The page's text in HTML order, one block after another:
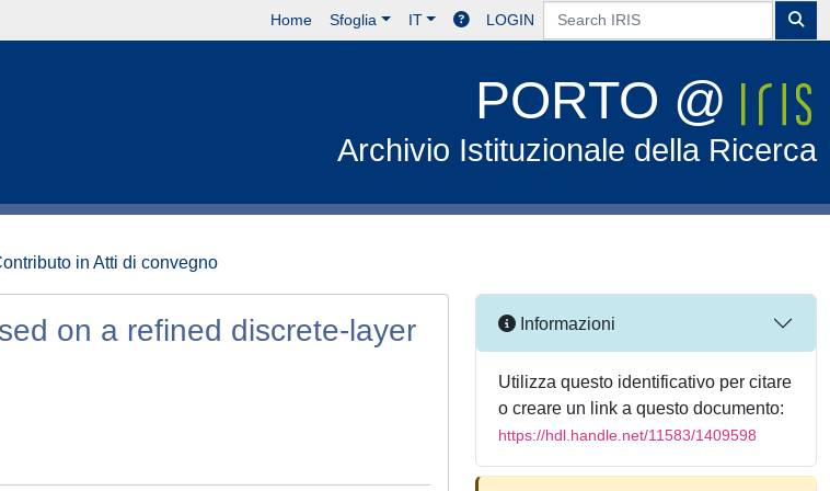
Home Sfoglia IT LOGIN
PORTO @
Archivio Istituzionale della Ricerca
in Atti di convegno
on a refined discrete-layer
Informazioni
Utilizza questo identificativo per citare
o creare un link a questo documento:
https://hdl.handle.net/11583/1409598